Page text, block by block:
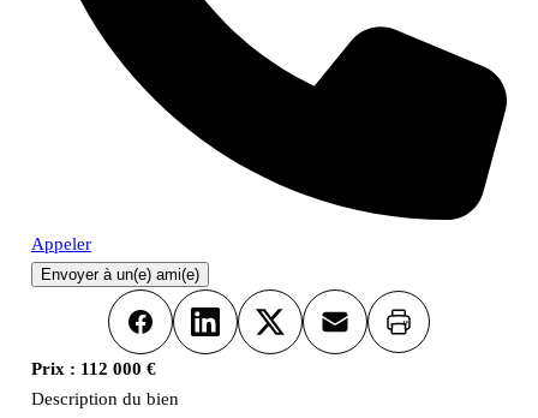
Appeler
Envoyer à un(e) ami(e)
FacebookLinkedInX Email Imprimer
Prix : 112 000 €
Description du bien